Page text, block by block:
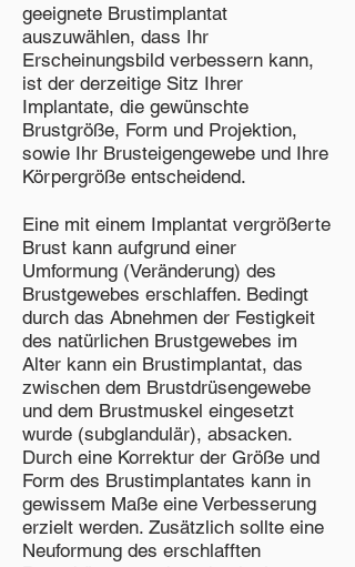
geeignete Brustimplantat
auszuwählen, dass Ihr
Erscheinungsbild verbessern kann,
ist der derzeitige Sitz Ihrer
Implantate, die gewünschte
Brustgröße, Form und Projektion,
sowie Ihr Brusteigengewebe und Ihre
Körpergröße entscheidend.
Eine mit einem Implantat vergrößerte
Brust kann aufgrund einer
Umformung (Veränderung) des
Brustgewebes erschlaffen. Bedingt
durch das Abnehmen der Festigkeit
des natürlichen Brustgewebes im
Alter kann ein Brustimplantat, das
zwischen dem Brustdrüsengewebe
und dem Brustmuskel eingesetzt
wurde (subglandulär), absacken.
Durch eine Korrektur der Größe und
Form des Brustimplantates kann in
gewissem Maße eine Verbesserung
erzielt werden. Zusätzlich sollte eine
Neuformung des erschlafften